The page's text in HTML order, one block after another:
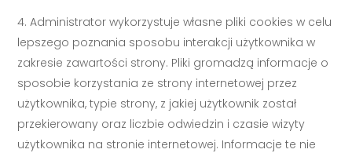
Administrator wykorzystuje własne pliki cookies w celu
lepszego poznania sposobu interakcji użytkownika w
zakresie zawartości strony. Pliki gromadzą informacje o
sposobie korzystania ze strony internetowej przez
użytkownika, typie strony, z jakiej użytkownik został
przekierowany oraz liczbie odwiedzin i czasie wizyty
użytkownika na stronie internetowej. Informacje te nie